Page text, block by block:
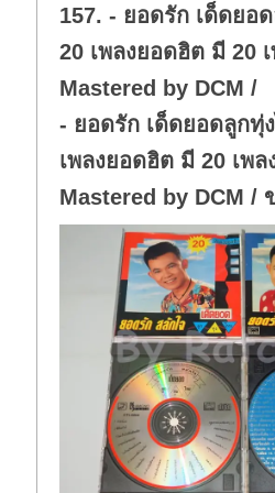
n
.
157. - ยอดรัก เด็ดยอ
20 เพลงยอดฮิต มี 20
Mastered by DCM /
- ยอดรัก เด็ดยอดลูกทุ่
เพลงยอดฮิต มี 20 เพ
Mastered by DCM /